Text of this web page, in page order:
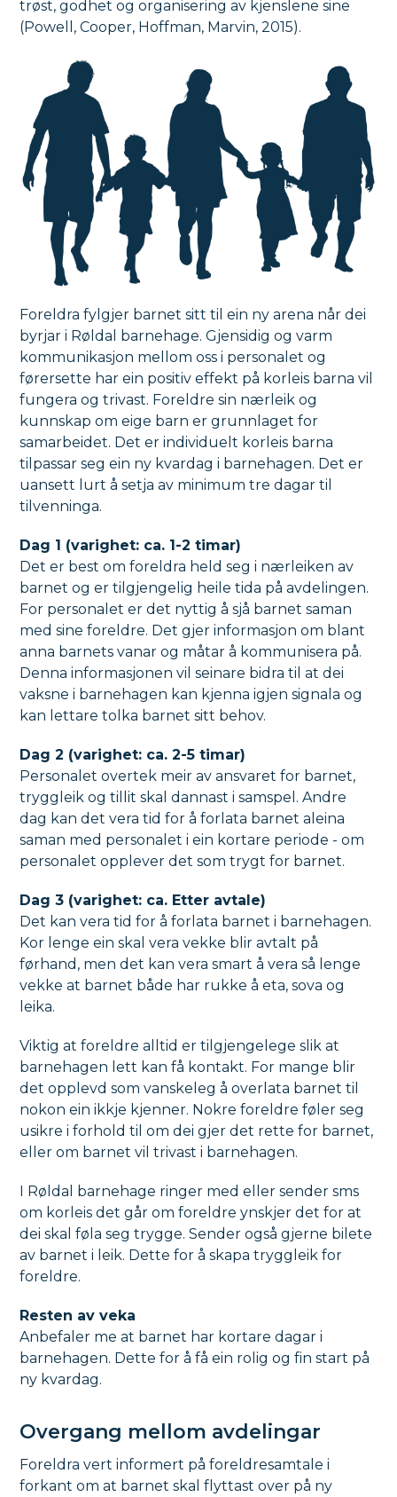
trøst, godhet og organisering av kjenslene sine
(Powell, Cooper, Hoffman, Marvin, 2015).
Foreldra fylgjer barnet sitt til ein ny arena når dei
byrjar i Røldal barnehage. Gjensidig og varm
kommunikasjon mellom oss i personalet og
førersette har ein positiv effekt på korleis barna vil
fungera og trivast. Foreldre sin nærleik og
kunnskap om eige barn er grunnlaget for
samarbeidet. Det er individuelt korleis barna
tilpassar seg ein ny kvardag i barnehagen. Det er
uansett lurt å setja av minimum tre dagar til
tilvenninga.
Dag 1 (varighet: ca. 1-2 timar)
Det er best om foreldra held seg i nærleiken av
barnet og er tilgjengelig heile tida på avdelingen.
For personalet er det nyttig å sjå barnet saman
med sine foreldre. Det gjer informasjon om blant
anna barnets vanar og måtar å kommunisera på.
Denna informasjonen vil seinare bidra til at dei
vaksne i barnehagen kan kjenna igjen signala og
kan lettare tolka barnet sitt behov.
Dag 2 (varighet: ca. 2-5 timar)
Personalet overtek meir av ansvaret for barnet,
tryggleik og tillit skal dannast i samspel. Andre
dag kan det vera tid for å forlata barnet aleina
saman med personalet i ein kortare periode - om
personalet opplever det som trygt for barnet.
Dag 3 (varighet: ca. Etter avtale)
Det kan vera tid for å forlata barnet i barnehagen.
Kor lenge ein skal vera vekke blir avtalt på
førhand, men det kan vera smart å vera så lenge
vekke at barnet både har rukke å eta, sova og
leika.
Viktig at foreldre alltid er tilgjengelege slik at
barnehagen lett kan få kontakt. For mange blir
det opplevd som vanskeleg å overlata barnet til
nokon ein ikkje kjenner. Nokre foreldre føler seg
usikre i forhold til om dei gjer det rette for barnet,
eller om barnet vil trivast i barnehagen.
I Røldal barnehage ringer med eller sender sms
om korleis det går om foreldre ynskjer det for at
dei skal føla seg trygge. Sender også gjerne bilete
av barnet i leik. Dette for å skapa tryggleik for
foreldre.
Resten av veka
Anbefaler me at barnet har kortare dagar i
barnehagen. Dette for å få ein rolig og fin start på
ny kvardag.
Overgang mellom avdelingar
Foreldra vert informert på foreldresamtale i
forkant om at barnet skal flyttast over på ny